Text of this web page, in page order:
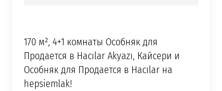
170 м², 4+1 комнаты Особняк для
Продается в Hacılar Akyazı, Кайсери и
Особняк для Продается в Hacılar на
hepsiemlak!